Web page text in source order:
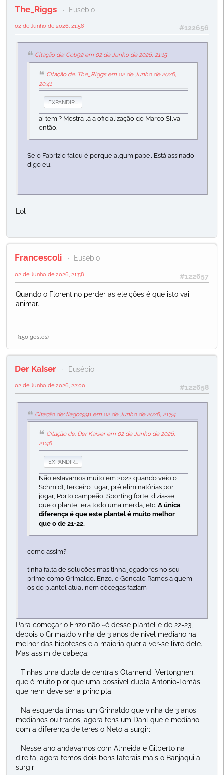
The_Riggs Eusébio
#122656
02 de Junho de 2026, 21:58
Citação de: Cob92 em 02 de Junho de 2026, 21:15
Citação de: The_Riggs em 02 de Junho de 2026,
20:41
EXPANDIR...
ai tem ? Mostra lá a oficialização do Marco Silva
então.
Se o Fabrizio falou è porque algum papel Está assinado
digo eu.
Lol
Francescoli Eusébio
#122657
02 de Junho de 2026, 21:58
Quando o Florentino perder as eleições é que isto vai
animar.
(150 gostos)
Der Kaiser Eusébio
#122658
02 de Junho de 2026, 22:00
Citação de: tiago1991 em 02 de Junho de 2026, 21:54
Citação de: Der Kaiser em 02 de Junho de 2026,
21:46
EXPANDIR...
Não estavamos muito em 2022 quando veio o
Schmidt, terceiro lugar, pré eliminatórias por
jogar, Porto campeão, Sporting forte, dizia-se
que o plantel era todo uma merda, etc. A única
diferença é que este plantel é muito melhor
que o de 21-22.
como assim?
tinha falta de soluções mas tinha jogadores no seu
prime como Grimaldo, Enzo, e Gonçalo Ramos a quem
os do plantel atual nem cócegas faziam
Para começar o Enzo não ~é desse plantel é de 22-23,
depois o Grimaldo vinha de 3 anos de nivel mediano na
melhor das hipóteses e a maioria queria ver-se livre dele.
Mas assim de cabeça:
- Tinhas uma dupla de centrais Otamendi-Vertonghen,
que é muito pior que uma possivel dupla António-Tomás
que nem deve ser a principla;
- Na esquerda tinhas um Grimaldo que vinha de 3 anos
medianos ou fracos, agora tens um Dahl que é mediano
com a diferença de teres o Neto a surgir;
- Nesse ano andavamos com Almeida e Gilberto na
direita, agora temos dois bons laterais mais o Banjaqui a
surgir;